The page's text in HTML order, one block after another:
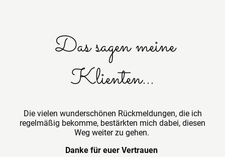
Das sagen meine
Klienten...
Die vielen wunderschönen Rückmeldungen, die ich
regelmäßig bekomme, bestärkten mich dabei, diesen
Weg weiter zu gehen.
Danke für euer Vertrauen